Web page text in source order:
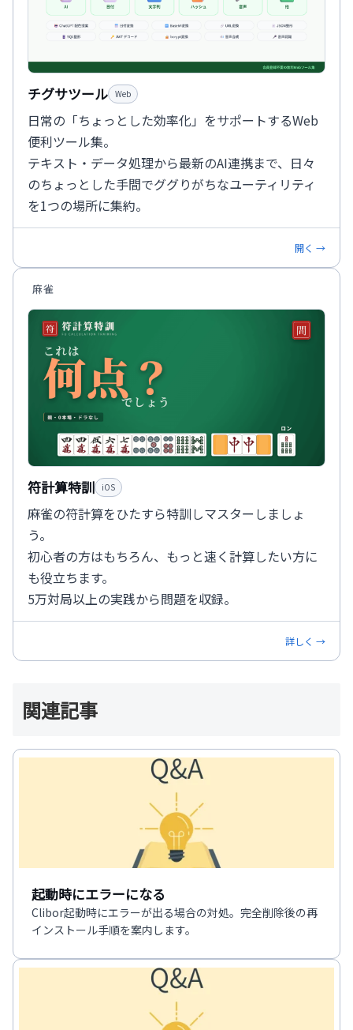
チグサツール Web
日常の「ちょっとした効率化」をサポートするWeb
便利ツール集。
テキスト・データ処理から最新のAI連携まで、日々
のちょっとした手間でググりがちなユーティリティ
を1つの場所に集約。
開く →
麻雀
符計算特訓 iOS
麻雀の符計算をひたすら特訓しマスターしましょ
う。
初心者の方はもちろん、もっと速く計算したい方に
も役立ちます。
5万対局以上の実践から問題を収録。
詳しく →
関連記事
起動時にエラーになる
Clibor起動時にエラーが出る場合の対処。完全削除後の再
インストール手順を案内します。